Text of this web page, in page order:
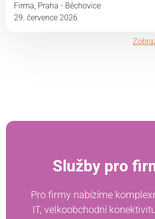
Firma, Praha - Běchovice
29. července 2026
Služby pro
Pro firmy nabízíme
IT, velkoobchodní